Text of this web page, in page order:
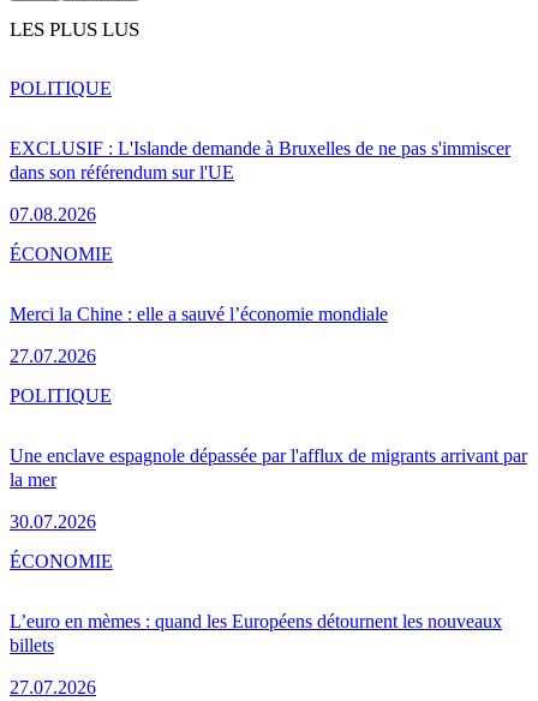
LES PLUS LUS
EXCLUSIF : L'Islande demande à Bruxelles de ne pas s'immiscer
dans son référendum sur l'UE
07.08.2026
POLITIQUE
Merci la Chine : elle a sauvé l’économie mondiale
27.07.2026
ÉCONOMIE
Une enclave espagnole dépassée par l'afflux de migrants arrivant par
la mer
30.07.2026
POLITIQUE
L’euro en mèmes : quand les Européens détournent les nouveaux
billets
27.07.2026
ÉCONOMIE